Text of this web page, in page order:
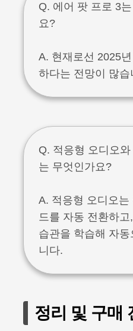
Q. 에어 팟 프로 3
요?
A. 현재로선 2025
하다는 전망이 많습
Q. 적응형 오디오와
는 무엇인가요?
A. 적응형 오디오
드를 자동 전환하고
습관을 학습해 자
니다.
정리 및 구매